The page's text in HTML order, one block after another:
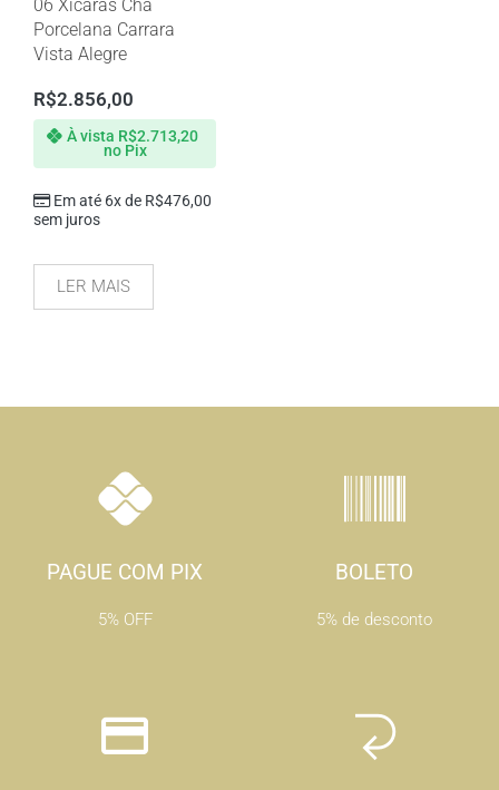
06 Xícaras Chá
Porcelana Carrara
Vista Alegre
R$2.856,00
Em até 6x de R$476,00
sem juros
À vista R$2.713,20
no Pix
LER MAIS
PAGUE COM PIX
5% OFF
BOLETO
5% de desconto